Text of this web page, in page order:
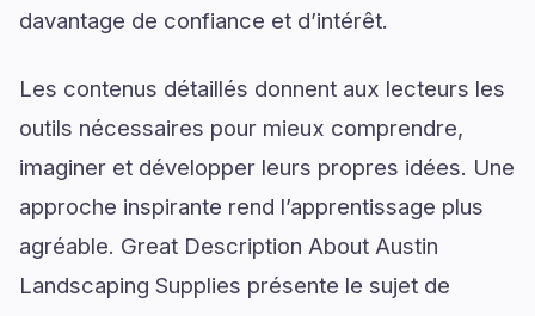
davantage de confiance et d’intérêt.
Les contenus détaillés donnent aux lecteurs les
outils nécessaires pour mieux comprendre,
imaginer et développer leurs propres idées. Une
approche inspirante rend l’apprentissage plus
agréable. Great Description About Austin
Landscaping Supplies présente le sujet de